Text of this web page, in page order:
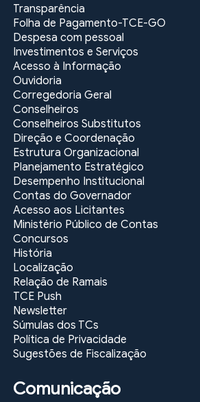
Transparência
Folha de Pagamento-TCE-GO
Despesa com pessoal
Investimentos e Serviços
Acesso à Informação
Ouvidoria
Corregedoria Geral
Conselheiros
Conselheiros Substitutos
Direção e Coordenação
Estrutura Organizacional
Planejamento Estratégico
Desempenho Institucional
Contas do Governador
Acesso aos Licitantes
Ministério Público de Contas
Concursos
História
Localização
Relação de Ramais
TCE Push
Newsletter
Súmulas dos TCs
Política de Privacidade
Sugestões de Fiscalização
Comunicação